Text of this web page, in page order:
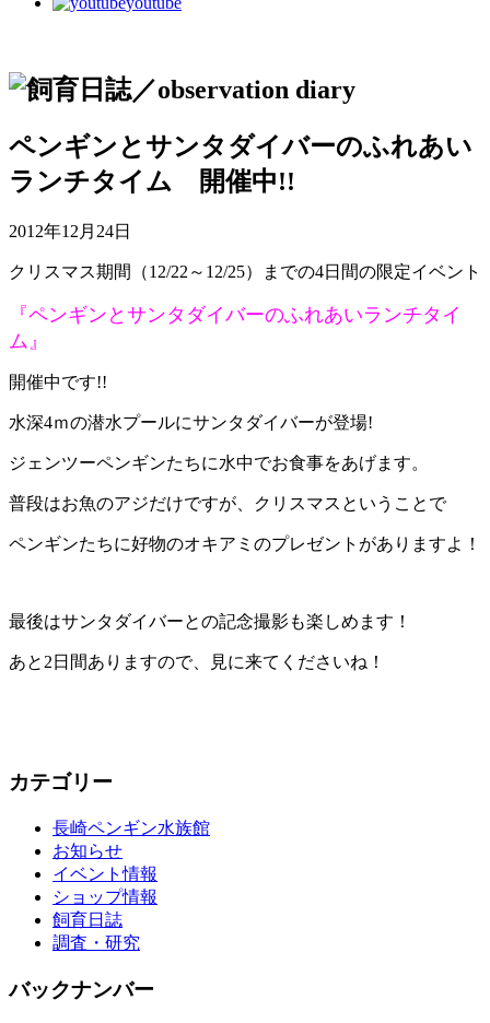
ペンギンとサンタダイバーのふれあい
ランチタイム 開催中!!
2012年12月24日
クリスマス期間（12/22～12/25）までの4日間の限定イベント
『ペンギンとサンタダイバーのふれあいランチタイ
ム』
開催中です!!
水深4ｍの潜水プールにサンタダイバーが登場!
ジェンツーペンギンたちに水中でお食事をあげます。
普段はお魚のアジだけですが、クリスマスということで
ペンギンたちに好物のオキアミのプレゼントがありますよ！
最後はサンタダイバーとの記念撮影も楽しめます！
あと2日間ありますので、見に来てくださいね！
カテゴリー
長崎ペンギン水族館
お知らせ
イベント情報
ショップ情報
飼育日誌
調査・研究
バックナンバー